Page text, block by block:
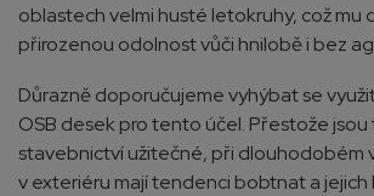
oblastech velmi husté letokruhy, což mu
přirozenou odolnost vůči hnilobě i bez
Důrazně doporučujeme vyhýbat se
OSB desek pro tento účel. Přestože
stavebnictví užitečné, při dlouhodobém
v exteriéru mají tendenci bobtnat a